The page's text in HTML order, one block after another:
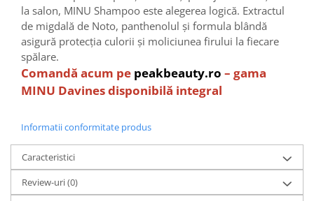
la salon, MINU Shampoo este alegerea logică. Extractul
de migdală de Noto, panthenolul și formula blândă
asigură protecția culorii și moliciunea firului la fiecare
spălare.
Comandă acum pe peakbeauty.ro – gama
MINU Davines disponibilă integral
Informatii conformitate produs
Caracteristici
Review-uri(0)